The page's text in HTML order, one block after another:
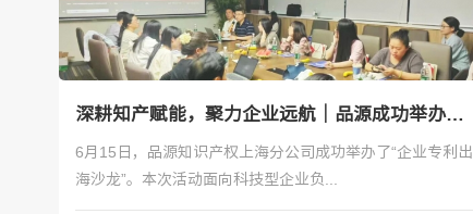
深耕知产赋能，聚力企业远航｜品源成功举办企业专利出海专题沙龙
6月15日，品源知识产权上海分公司成功举办了“企业专利出
海沙龙”。本次活动面向科技型企业负...